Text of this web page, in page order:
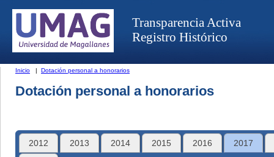
Transparencia Activa
Registro Histórico
Inicio | Dotación personal a honorarios
Dotación personal a honorarios
2012 2013 2014 2015 2016 2017